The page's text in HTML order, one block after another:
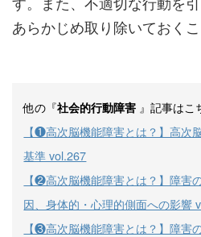
あらかじめ取り除いておく
他の『社会的行動障害 』記事はこ
【❶高次脳機能障害とは？】高次
基準 vol.267
【❷高次脳機能障害とは？】障害
因、身体的・心理的側面への影響
【❸高次脳機能障害とは？】障害